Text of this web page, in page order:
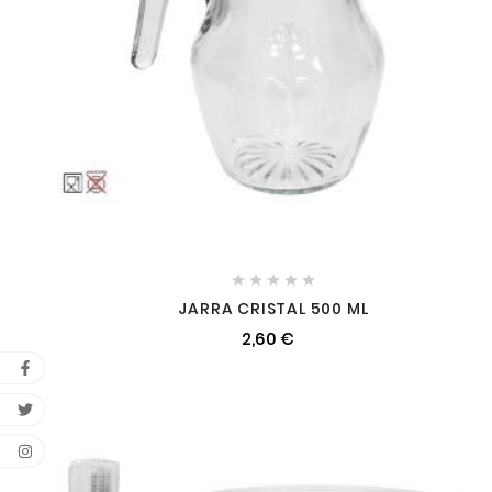
    
JARRA CRISTAL 500 ML
2,60 €